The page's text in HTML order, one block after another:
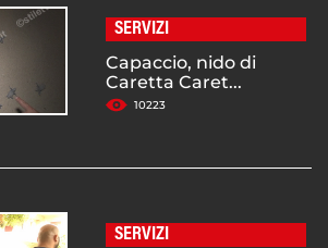
SERVIZI
Capaccio, nido di
Caretta Caret...
10223
SERVIZI